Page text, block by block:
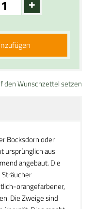
den Wunschzettel setzen
Bocksdorn oder
ursprünglich aus
angebaut. Die
orangefarbener,
Die Zweige sind